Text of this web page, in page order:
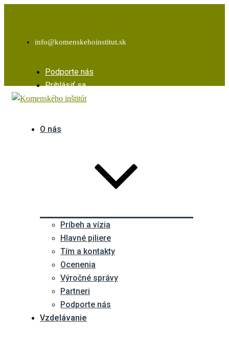
info@komenskehoinstitut.sk
Podporte nás
Prihlásiť sa
O nás
Príbeh a vízia
Hlavné piliere
Tím a kontakty
Ocenenia
Výročné správy
Partneri
Podporte nás
Vzdelávanie